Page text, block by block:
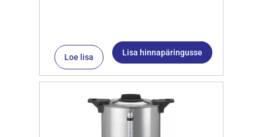
Loe lisa Lisa hinnapäringusse